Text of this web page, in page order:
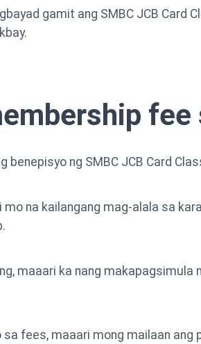
gamit ang SMBC JCB Card
fee
benepisyo ng SMBC JCB Card
mo na kailangang mag-alala sa
maaari ka nang
fees, maaari mong mailaan